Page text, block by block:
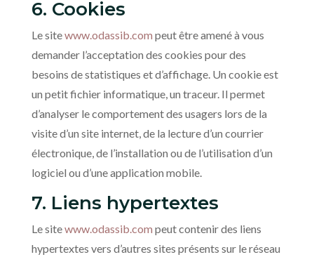
6. Cookies
Le sitewww.odassib.com peut être amené à vous
demander l’acceptation des cookies pour des
besoins de statistiques et d’affichage. Un cookie est
un petit fichier informatique, un traceur. Il permet
d’analyser le comportement des usagers lors de la
visite d’un site internet, de la lecture d’un courrier
électronique, de l’installation ou de l’utilisation d’un
logiciel ou d’une application mobile.
7. Liens hypertextes
Le sitewww.odassib.com peut contenir des liens
hypertextes vers d’autres sites présents sur le réseau